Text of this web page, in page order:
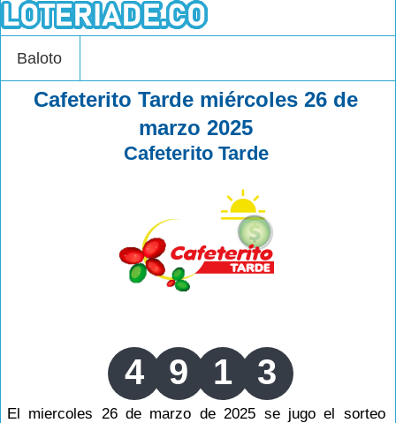
Baloto
Cafeterito Tarde miércoles 26 de
marzo 2025
Cafeterito Tarde
4 9 1 3
El miercoles 26 de marzo de 2025 se jugo el sorteo